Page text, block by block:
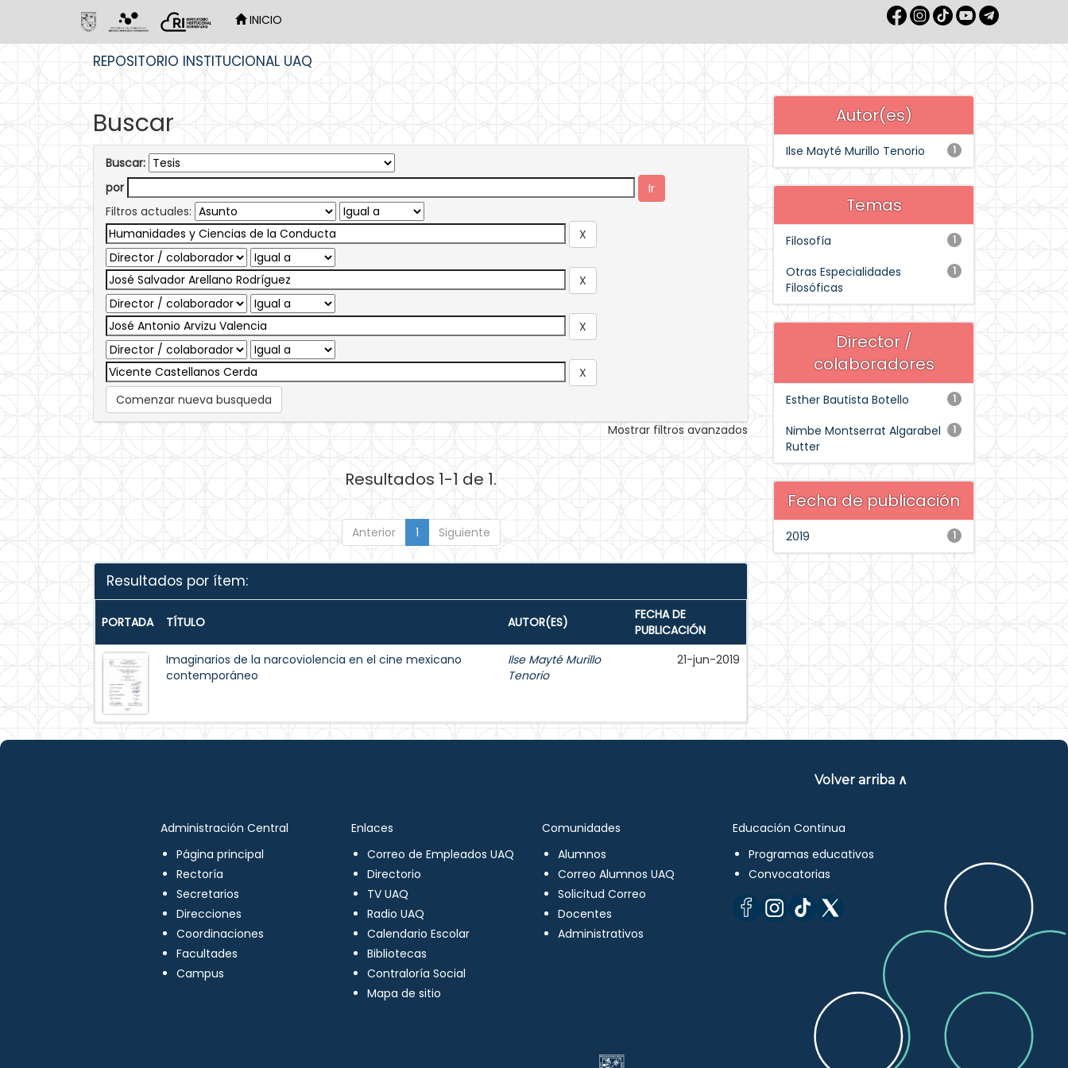
INICIO
REPOSITORIO INSTITUCIONAL UAQ
Buscar
Buscar:
por
Filtros actuales:
Comenzar nueva busqueda
Mostrar filtros avanzados
Resultados 1-1 de 1.
Anterior 1 Siguiente
Resultados por ítem:
PORTADA TÍTULO AUTOR(ES)
FECHA DE
PUBLICACIÓN
Imaginarios de la narcoviolencia en el cine mexicano
contemporáneo
Ilse Mayté Murillo
Tenorio
21-jun-2019
Autor(es)
1
Ilse Mayté Murillo Tenorio
Temas
1
Filosofía
1
Otras Especialidades
Filosóficas
Director /
colaboradores
1
Esther Bautista Botello
1
Nimbe Montserrat Algarabel
Rutter
Fecha de publicación
1
2019
Volver arriba ∧
Administración Central
Página principal
Rectoría
Secretarios
Direcciones
Coordinaciones
Facultades
Campus
Enlaces
Correo de Empleados UAQ
Directorio
TV UAQ
Radio UAQ
Calendario Escolar
Bibliotecas
Contraloría Social
Mapa de sitio
Comunidades
Alumnos
Correo Alumnos UAQ
Solicitud Correo
Docentes
Administrativos
Educación Continua
Programas educativos
Convocatorias